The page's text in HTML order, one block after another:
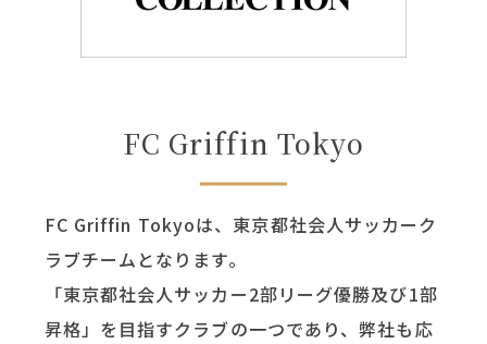
FC Griffin Tokyo
FC Griffin Tokyoは、東京都社会人サッカーク
ラブチームとなります。
「東京都社会人サッカー2部リーグ優勝及び1部
昇格」を目指すクラブの一つであり、弊社も応